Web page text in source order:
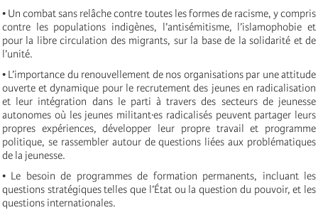
• Un combat sans relâche contre toutes les formes de racisme, y compris
contre les populations indigènes, l’antisémitisme, l’islamophobie et
pour la libre circulation des migrants, sur la base de la solidarité et de
l’unité.
• L’importance du renouvellement de nos organisations par une attitude
ouverte et dynamique pour le recrutement des jeunes en radicalisation
et leur intégration dans le parti à travers des secteurs de jeunesse
autonomes où les jeunes militant·es radicalisés peuvent partager leurs
propres expériences, développer leur propre travail et programme
politique, se rassembler autour de questions liées aux problématiques
de la jeunesse.
• Le besoin de programmes de formation permanents, incluant les
questions stratégiques telles que l’État ou la question du pouvoir, et les
questions internationales.